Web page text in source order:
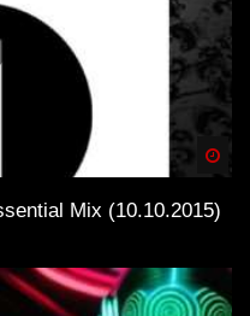
Mix (10.10.2015)